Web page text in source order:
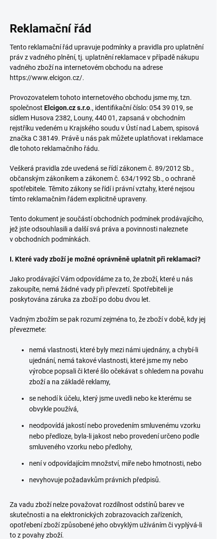
Reklamační řád
Tento reklamační řád upravuje podmínky a pravidla pro uplatnění
práv z vadného plnění, tj. uplatnění reklamace v případě nákupu
vadného zboží na internetovém obchodu na adrese
https://www.elcigon.cz/.
Provozovatelem tohoto internetového obchodu jsme my, tzn.
společnost Elcigon.cz s.r.o., identifikační číslo: 054 39 019, se
sídlem Husova 2382, Louny, 440 01, zapsaná v obchodním
rejstříku vedeném u Krajského soudu v Ústí nad Labem, spisová
značka C 38149. Právě u nás pak můžete uplatňovat i reklamace
dle tohoto reklamačního řádu.
Veškerá pravidla zde uvedená se řídí zákonem č. 89/2012 Sb.,
občanským zákoníkem a zákonem č. 634/1992 Sb., o ochraně
spotřebitele. Těmito zákony se řídí i právní vztahy, které nejsou
tímto reklamačním řádem explicitně upraveny.
Tento dokument je součástí obchodních podmínek prodávajícího,
jež jste odsouhlasili a další svá práva a povinnosti naleznete
v obchodních podmínkách.
I. Které vady zboží je možné oprávněně uplatnit při reklamaci?
Jako prodávající Vám odpovídáme za to, že zboží, které u nás
zakoupíte, nemá žádné vady při převzetí. Spotřebiteli je
poskytována záruka za zboží po dobu dvou let.
Vadným zbožím se pak rozumí zejména to, že zboží v době, kdy jej
převezmete:
nemá vlastnosti, které byly mezi námi ujednány, a chybí-li
ujednání, nemá takové vlastnosti, které jsme my nebo
výrobce popsali či které šlo očekávat s ohledem na povahu
zboží a na základě reklamy,
se nehodí k účelu, který jsme uvedli nebo ke kterému se
obvykle používá,
neodpovídá jakostí nebo provedením smluvenému vzorku
nebo předloze, byla-li jakost nebo provedení určeno podle
smluveného vzorku nebo předlohy,
není v odpovídajícím množství, míře nebo hmotnosti, nebo
nevyhovuje požadavkům právních předpisů.
Za vadu zboží nelze považovat rozdílnost odstínů barev ve
skutečnosti a na elektronických zobrazovacích zařízeních,
opotřebení zboží způsobené jeho obvyklým užíváním či vyplývá-li
to z povahy zboží.